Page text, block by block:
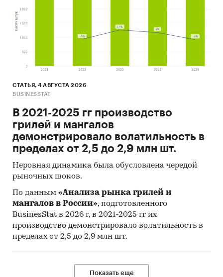
СТАТЬЯ, 4 АВГУСТА 2026
BUSINESSTAT
В 2021-2025 гг производство
грилей и мангалов
демонстрировало волатильность в
пределах от 2,5 до 2,9 млн шт.
Неровная динамика была обусловлена чередой
рыночных шоков.
По данным «Анализа рынка грилей и
мангалов в России», подготовленного
BusinesStat в 2026 г, в 2021-2025 гг их
производство демонстрировало волатильность в
пределах от 2,5 до 2,9 млн шт.
Показать еще